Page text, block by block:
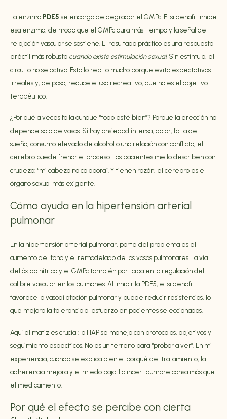
La enzima PDE5 se encarga de degradar el GMPc. El sildenafil inhibe
esa enzima, de modo que el GMPc dura más tiempo y la señal de
relajación vascular se sostiene. El resultado práctico es una respuesta
eréctil más robusta cuando existe estimulación sexual. Sin estímulo, el
circuito no se activa. Esto lo repito mucho porque evita expectativas
irreales y, de paso, reduce el uso recreativo, que no es el objetivo
terapéutico.
¿Por qué a veces falla aunque “todo esté bien”? Porque la erección no
depende solo de vasos. Si hay ansiedad intensa, dolor, falta de
sueño, consumo elevado de alcohol o una relación con conflicto, el
cerebro puede frenar el proceso. Los pacientes me lo describen con
crudeza: “mi cabeza no colabora”. Y tienen razón; el cerebro es el
órgano sexual más exigente.
Cómo ayuda en la hipertensión arterial
pulmonar
En la hipertensión arterial pulmonar, parte del problema es el
aumento del tono y el remodelado de los vasos pulmonares. La vía
del óxido nítrico y el GMPc también participa en la regulación del
calibre vascular en los pulmones. Al inhibir la PDE5, el sildenafil
favorece la vasodilatación pulmonar y puede reducir resistencias, lo
que mejora la tolerancia al esfuerzo en pacientes seleccionados.
Aquí el matiz es crucial: la HAP se maneja con protocolos, objetivos y
seguimiento específicos. No es un terreno para “probar a ver”. En mi
experiencia, cuando se explica bien el porqué del tratamiento, la
adherencia mejora y el miedo baja. La incertidumbre cansa más que
el medicamento.
Por qué el efecto se percibe con cierta